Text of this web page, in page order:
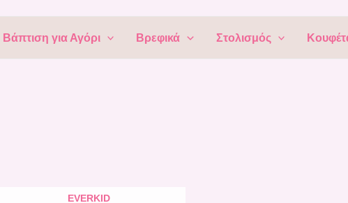
Βάπτιση για Αγόρι Βρεφικά Στολισμός
EVERKID